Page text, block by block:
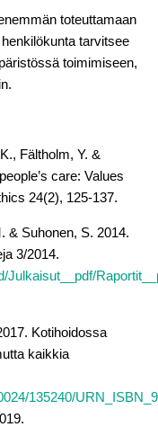
toteuttamaan
tarvitsee
toimimiseen,
Fältholm, Y. &
care: Values
24(2), 125-137.
& Suhonen, S. 2014.
3/2014.
Julkaisut__pdf/
Kotihoidossa
kaikkia
135240/